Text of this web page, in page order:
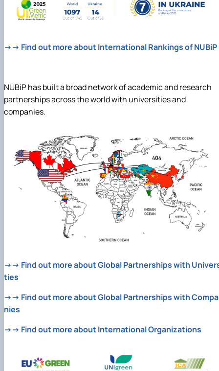
→→ Find out more about International Rankings of NUBiP
NUBiP has built a broad network of academic and research
partnerships across the world with universities and
companies.
→→ Find out more about Global Partnerships with
ties
→→ Find out more about Global Partnerships with Compa
nies
→→ Find out more about International Organizations